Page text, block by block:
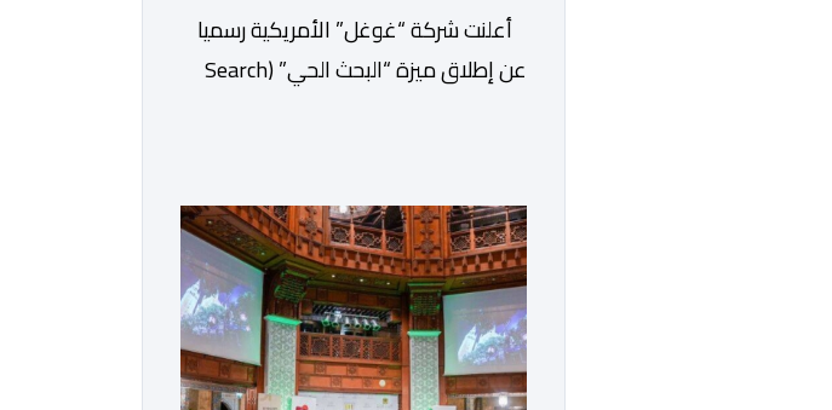
أعلنت شركة “غوغل” الأمريكية رسميا
عن إطلاق ميزة “البحث الحي” (Search
محرك البحث التقليدي. وأوضحت الشركة
تأتي هذه الخطوة كجزء من استراتيجية
“غوغل” الشاملة لتعميم تطبيقات الذكاء
الاصطناعي التوليدي في تفاصيل الحياة
اليومية. وتعتمد الميزة الجديدة على […]